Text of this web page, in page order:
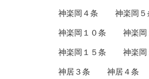
神楽岡４条
神楽岡５
神楽岡１０条
神楽
神楽岡１５条
神楽
神居３条
神居４条